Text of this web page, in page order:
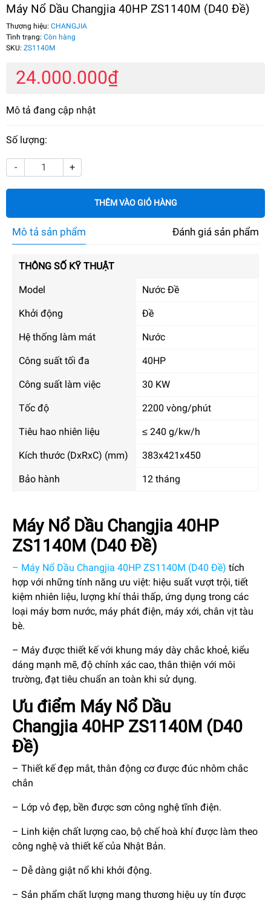
Máy Nổ Dầu Changjia 40HP ZS1140M (D40 Đề)
Thương hiệu: CHANGJIA
Tình trạng: Còn hàng
SKU: ZS1140M
24.000.000₫
Mô tả đang cập nhật
Số lượng:
- +
THÊM VÀO GIỎ HÀNG
Mô tả sản phẩm Đánh giá sản phẩm
THÔNG SỐ KỸ THUẬT
Model Nước Đề
Khởi động Đề
Hệ thống làm mát Nước
Công suất tối đa 40HP
Công suất làm việc 30 KW
Tốc độ 2200 vòng/phút
Tiêu hao nhiên liệu ≤ 240 g/kw/h
Kích thước (DxRxC) (mm) 383x421x450
Bảo hành 12 tháng
Máy Nổ Dầu Changjia 40HP
ZS1140M (D40 Đề)
– Máy Nổ Dầu Changjia 40HP ZS1140M (D40 Đề) tích
hợp với những tính năng ưu việt: hiệu suất vượt trội, tiết
kiệm nhiên liệu, lượng khí thải thấp, ứng dụng trong các
loại máy bơm nước, máy phát điện, máy xới, chân vịt tàu
bè.
– Máy được thiết kế với khung máy dày chắc khoẻ, kiểu
dáng mạnh mẽ, độ chính xác cao, thân thiện với môi
trường, đạt tiêu chuẩn an toàn khi sử dụng.
Ưu điểm Máy Nổ Dầu
Changjia 40HP ZS1140M (D40
Đề)
– Thiết kế đẹp mắt, thân động cơ được đúc nhôm chắc
chắn
– Lớp vỏ đẹp, bền được sơn công nghệ tĩnh điện.
– Linh kiện chất lượng cao, bộ chế hoà khí được làm theo
công nghệ và thiết kế của Nhật Bản.
– Dễ dàng giật nổ khi khởi động.
– Sản phẩm chất lượng mang thương hiệu uy tín được